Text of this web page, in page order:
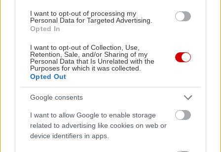
I want to opt-out of processing my
Personal Data for Targeted Advertising.
Opted In
I want to opt-out of Collection, Use,
Retention, Sale, and/or Sharing of my
Personal Data that Is Unrelated with the
Purposes for which it was collected.
Opted Out
Google consents
I want to allow Google to enable storage
related to advertising like cookies on web or
device identifiers in apps.
Κουτσουδάκη, αρχιτέκτων μουσειολόγος
27 Μαρτίου - 20 Απριλίου, 10.00 – 21.00
Αίθριο 4ου ορόφου, Εθνική Βιβλιοθήκη της
Ελλάδος (ΕΒΕ)
Είσοδος ελεύθερη
Guerrilla Girls: Artist Talk
Δευτέρα 3 Απριλίου, 18.30, Αίθουσα Σταύρος
Νιάρχος